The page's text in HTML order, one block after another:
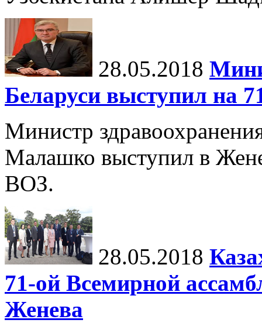
28.05.2018
Беларуси выступил на
Министр
Малашко выступил в
ВОЗ.
28.05.2018
71-ой Всемирной
Женева